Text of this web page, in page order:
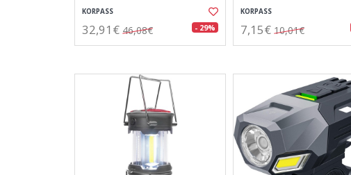
KORPASS
32,91€ 46,08€ - 29%
KORPASS
7,15€ 10,01€